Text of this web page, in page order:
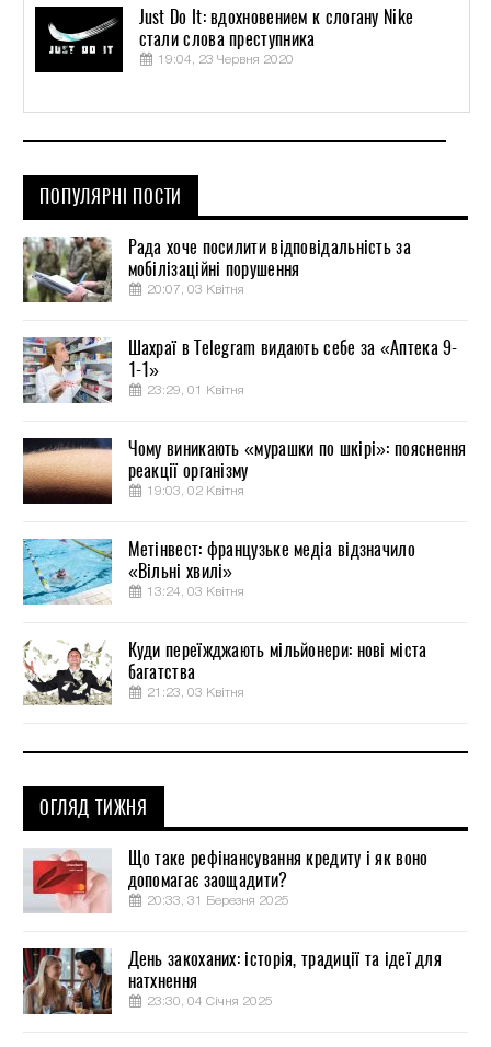
Just Do It: вдохновением к слогану Nike
стали слова преступника
19:04, 23 Червня 2020
ПОПУЛЯРНІ ПОСТИ
Рада хоче посилити відповідальність за
мобілізаційні порушення
20:07, 03 Квітня
Шахраї в Telegram видають себе за «Аптека 9-
1-1»
23:29, 01 Квітня
Чому виникають «мурашки по шкірі»: пояснення
реакції організму
19:03, 02 Квітня
Метінвест: французьке медіа відзначило
«Вільні хвилі»
13:24, 03 Квітня
Куди переїжджають мільйонери: нові міста
багатства
21:23, 03 Квітня
ОГЛЯД ТИЖНЯ
Що таке рефінансування кредиту і як воно
допомагає заощадити?
20:33, 31 Березня 2025
День закоханих: історія, традиції та ідеї для
натхнення
23:30, 04 Січня 2025